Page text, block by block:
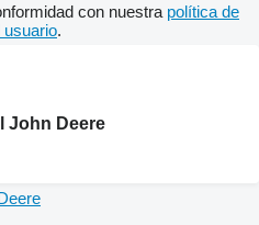
con nuestra política de
usuario.
John Deere